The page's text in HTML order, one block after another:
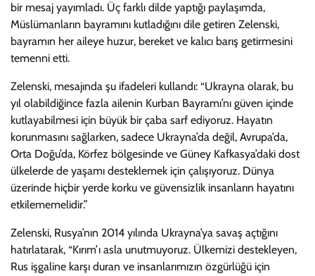
bir mesaj yayımladı. Üç farklı dilde yaptığı paylaşımda,
Müslümanların bayramını kutladığını dile getiren Zelenski,
bayramın her aileye huzur, bereket ve kalıcı barış getirmesini
temenni etti.
Zelenski, mesajında şu ifadeleri kullandı: “Ukrayna olarak, bu
yıl olabildiğince fazla ailenin Kurban Bayramı’nı güven içinde
kutlayabilmesi için büyük bir çaba sarf ediyoruz. Hayatın
korunmasını sağlarken, sadece Ukrayna’da değil, Avrupa’da,
Orta Doğu’da, Körfez bölgesinde ve Güney Kafkasya’daki dost
ülkelerde de yaşamı desteklemek için çalışıyoruz. Dünya
üzerinde hiçbir yerde korku ve güvensizlik insanların hayatını
etkilememelidir.”
Zelenski, Rusya’nın 2014 yılında Ukrayna’ya savaş açtığını
hatırlatarak, “Kırım’ı asla unutmuyoruz. Ülkemizi destekleyen,
Rus işgaline karşı duran ve insanlarımızın özgürlüğü için